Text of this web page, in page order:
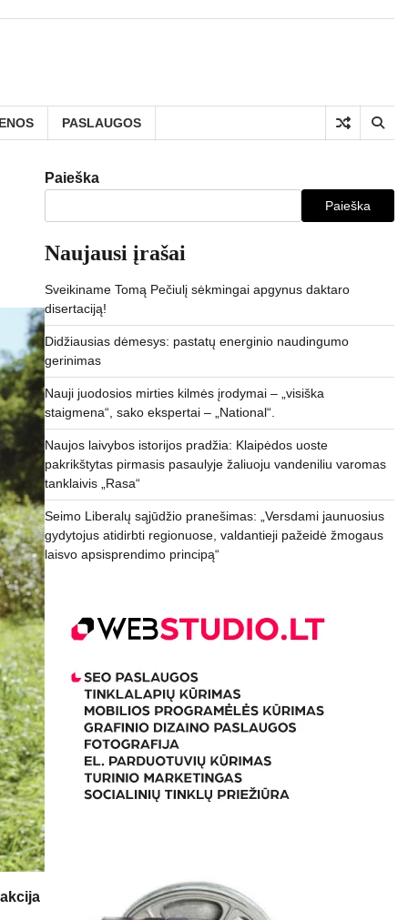
PASLAUGOS
Paieška
Paieška
Naujausi įrašai
Sveikiname Tomą Pečiulį sėkmingai apgynus daktaro
disertaciją!
Didžiausias dėmesys: pastatų energinio naudingumo
gerinimas
Nauji juodosios mirties kilmės įrodymai – „visiška
staigmena“, sako ekspertai – „National“.
Naujos laivybos istorijos pradžia: Klaipėdos uoste
pakrikštytas pirmasis pasaulyje žaliuoju vandeniliu varomas
tanklaivis „Rasa“
Seimo Liberalų sąjūdžio pranešimas: „Versdami jaunuosius
gydytojus atidirbti regionuose, valdantieji pažeidė žmogaus
laisvo apsisprendimo principą“